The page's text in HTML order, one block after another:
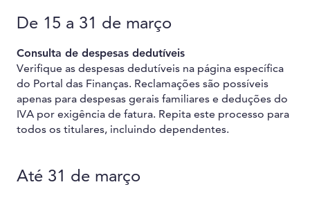
De 15 a 31 de março
Consulta de despesas dedutíveis
Verifique as despesas dedutíveis na página específica
do Portal das Finanças. Reclamações são possíveis
apenas para despesas gerais familiares e deduções do
IVA por exigência de fatura. Repita este processo para
todos os titulares, incluindo dependentes.
Até 31 de março